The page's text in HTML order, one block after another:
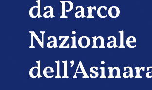
da Parco
Nazionale